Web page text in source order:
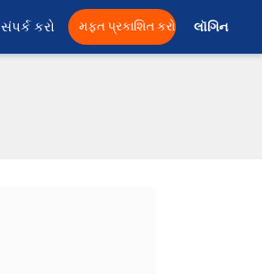
સંપર્ક કરો મફત પ્રકાશિત કરો લૉગિન